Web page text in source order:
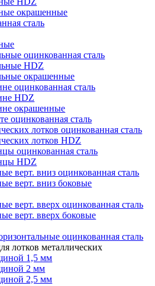
окрашенные
сталь
оцинкованная сталь
HDZ
окрашенные
оцинкованная сталь
HDZ
окрашенные
оцинкованная сталь
лотков оцинкованная сталь
лотков HDZ
оцинкованная сталь
HDZ
верт. вниз оцинкованная сталь
верт. вниз боковые
верт. вверх оцинкованная сталь
верт. вверх боковые
оцинкованная сталь
лотков металлических
1,5 мм
2 мм
2,5 мм